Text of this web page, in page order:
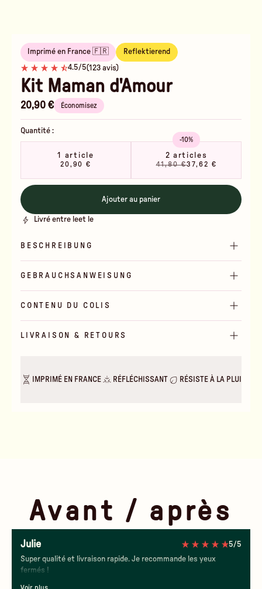
4.5/5(123 avis)
Imprimé en France 🇫🇷 Reflektierend
Kit Maman d'Amour
20,90 € Économisez
Quantité :
1 article
20,90 €
-10%
2 articles
41,80 €37,62 €
Ajouter au panier
Livré entre leet le
BESCHREIBUNG
GEBRAUCHSANWEISUNG
CONTENU DU COLIS
LIVRAISON & RETOURS
IMPRIMÉ EN FRANCE RÉFLÉCHISSANT RÉSISTE À LA PLUIE &
Avant / après
Jour Nuit
Julie
5/5
Super qualité et livraison rapide. Je recommande les yeux
fermés !